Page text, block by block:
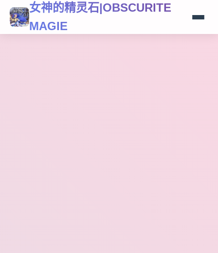
女神的精灵石|OBSCURITE
MAGIE